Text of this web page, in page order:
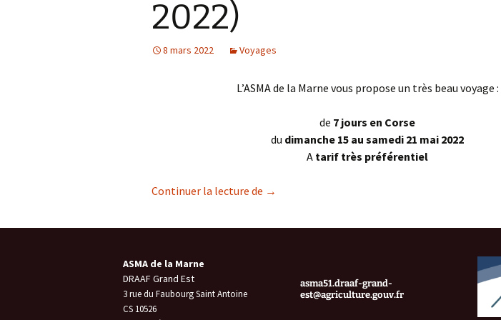
2022)
8 mars 2022 Voyages
L’ASMA de la Marne vous propose un très beau voyage :
de 7 jours en Corse
du dimanche 15 au samedi 21 mai 2022
A tarif très préférentiel
Continuer la lecture de Voyage en Corse (mai 2022)
→
ASMA de la Marne
DRAAF Grand Est
3 rue du Faubourg Saint Antoine
CS 10526
asma51.draaf-grand-
est@agriculture.gouv.fr